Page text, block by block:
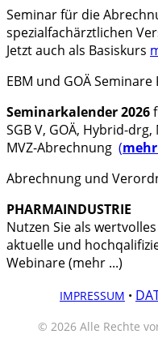
Seminarfür die
spezialfachärztlichen
Jetzt auch als Basiskurs
EBM und GOÄ
Seminarkalender 2026
SGB V, GOÄ, Hybrid-
MVZ-Abrechnung (
Abrechnung und
PHARMAINDUSTRIE
Nutzen Sie als
aktuelle und
Webinare (mehr ...)
IMPRESSUM •
© 2026 Alle Rechte